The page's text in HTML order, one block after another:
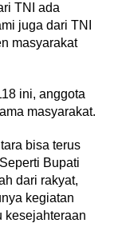
TNI ada
juga dari TNI
masyarakat
ini, anggota
masyarakat.
bisa terus
Bupati
dari rakyat,
kegiatan
kesejahteraan